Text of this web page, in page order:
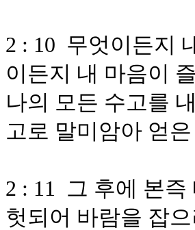
2 : 10 무엇이든지
이든지 내 마음이
나의 모든 수고를
고로 말미암아 얻
2 : 11 그 후에 본
헛되어 바람을 잡